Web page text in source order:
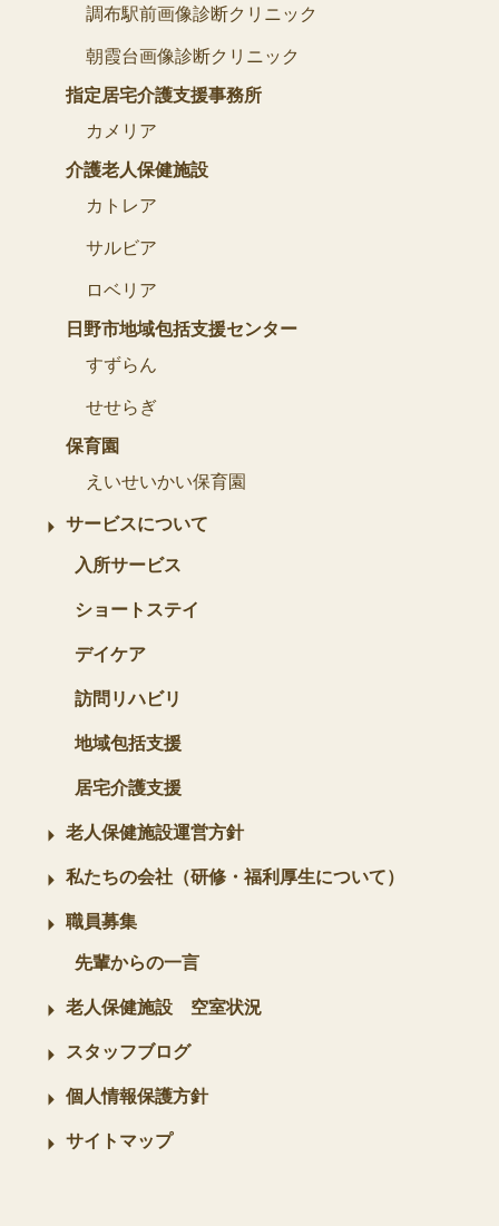
調布駅前画像診断クリニック
朝霞台画像診断クリニック
指定居宅介護支援事務所
カメリア
介護老人保健施設
カトレア
サルビア
ロベリア
日野市地域包括支援センター
すずらん
せせらぎ
保育園
えいせいかい保育園
サービスについて
入所サービス
ショートステイ
デイケア
訪問リハビリ
地域包括支援
居宅介護支援
老人保健施設運営方針
私たちの会社（研修・福利厚生について）
職員募集
先輩からの一言
老人保健施設 空室状況
スタッフブログ
個人情報保護方針
サイトマップ